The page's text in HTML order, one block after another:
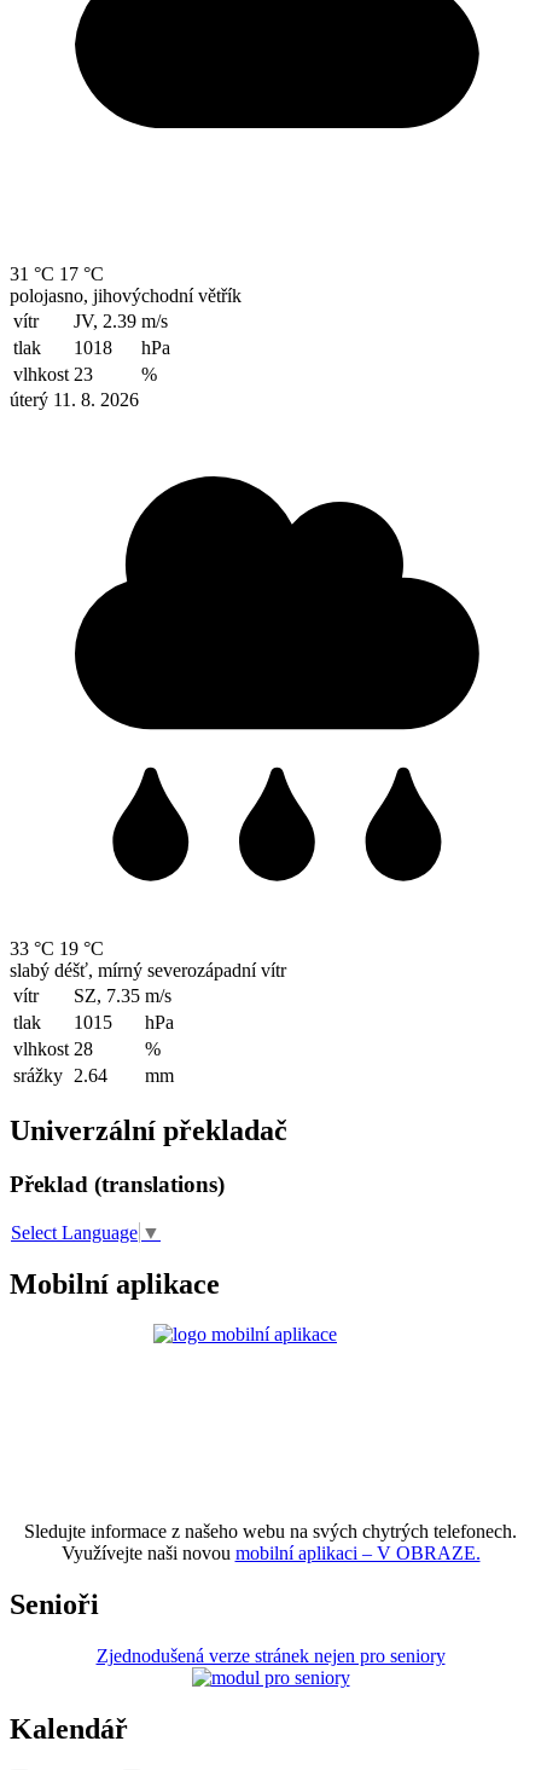
31 °C 17 °C
polojasno, jihovýchodní větřík
vítr
JV, 2.39 m/s
tlak
1018
hPa
vlhkost 23
%
úterý 11. 8. 2026
33 °C 19 °C
slabý déšť, mírný severozápadní vítr
vítr
SZ, 7.35 m/s
tlak
1015
hPa
vlhkost 28
%
srážky 2.64 mm
Univerzální překladač
Překlad (translations)
Select Language ▼
Mobilní aplikace
Sledujte informace z našeho webu na svých chytrých telefonech.
Využívejte naši novou mobilní aplikaci – V OBRAZE.
Senioři
Zjednodušená verze stránek nejen pro seniory
Kalendář